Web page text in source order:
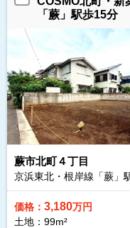
「蕨」駅歩15分
蕨市北町４丁目
京浜東北・根岸線「蕨」
価格： 3,180万円
土地：99m²